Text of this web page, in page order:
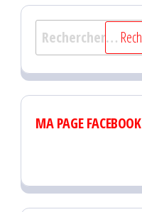
Rechercher :
MA PAGE FACEBOOK